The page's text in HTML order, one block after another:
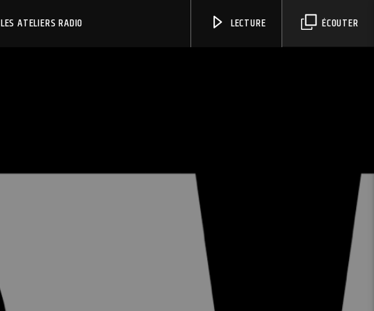
LES ATELIERS RADIO ÉCOUTER
LECTURE